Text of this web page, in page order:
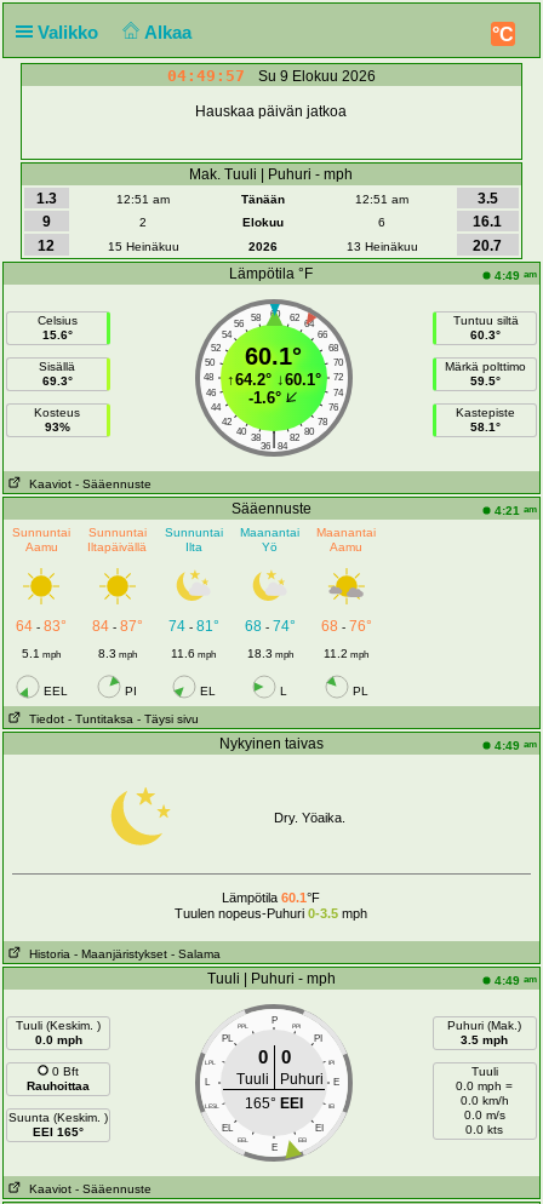
Valikko Alkaa °C
04:49:57 Su 9 Elokuu 2026
Hauskaa päivän jatkoa
Mak. Tuuli | Puhuri - mph
1.3
12:51 am Tänään 12:51 am
3.5
9
2 Elokuu 6
16.1
12
15 Heinäkuu 2026 13 Heinäkuu
20.7
Lämpötila °F
4:49 am
Celsius
15.6°
Sisällä
69.3°
Kosteus
93%
60
58 62
56
64
54
66
52
68
50
70
48
72
46
74
44
76
42
78
40
80
38 82
|
36 84
60.1°
↑64.2°↓60.1°
-1.6°
Tuntuu siltä
60.3°
Märkä polttimo
59.5°
Kastepiste
58.1°
Kaaviot - Sääennuste
Sääennuste 4:21 am
Sunnuntai
Aamu
Sunnuntai
Iltapäivällä
Sunnuntai
Ilta
Maanantai
Yö
Maanantai
Aamu
64 -83° 84- 87° 74- 81° 68- 74° 68 - 76°
5.1 mph 8.3 mph 11.6 mph 18.3 mph 11.2 mph
EEL PI EL L PL
Tiedot - Tuntitaksa - Täysi sivu
Nykyinen taivas 4:49 am
Dry. Yöaika.
Lämpötila60.1°F
Tuulen nopeus-Puhuri 0-3.5 mph
Historia - Maanjäristykset - Salama
Tuuli | Puhuri - mph 4:49 am
Tuuli (Keskim. )
0.0 mph
0 Bft
Rauhoittaa
Suunta (Keskim. )
EEI 165°
P
PPL PPI
PL PI
LPL IPI
L E
LESL IEI
EL EI
EEL EEI
E
0 0
Tuuli
Puhuri
165° EEI
Puhuri (Mak.)
3.5 mph
Tuuli
0.0 mph =
0.0 km/h
0.0 m/s
0.0 kts
Kaaviot - Sääennuste